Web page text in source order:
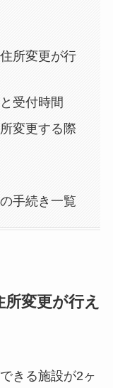
所変更が行
受付時間
変更する際
手続き一覧
所変更が行え
きる施設が2ヶ